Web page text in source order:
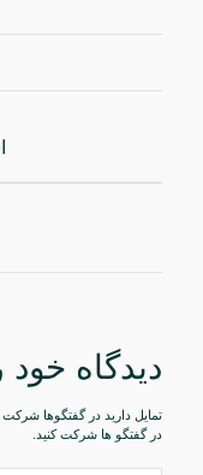
دیدگاه خود
تمایل دارید در گفتگوها شرکت
در گفتگو ها شرکت کنید.